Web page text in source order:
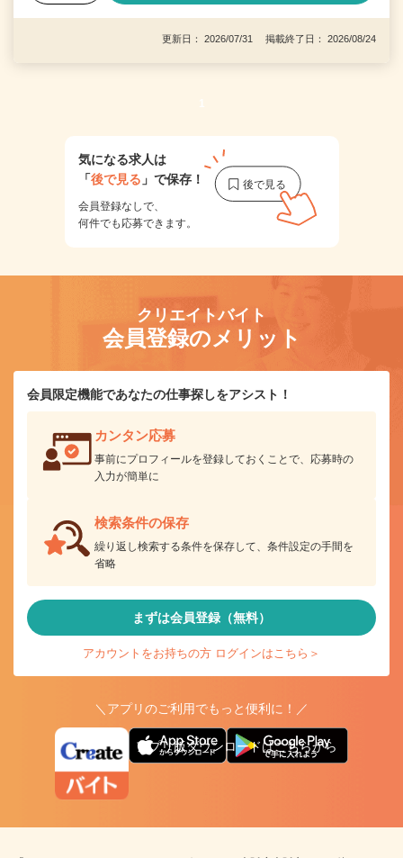
更新日： 2026/07/31 掲載終了日： 2026/08/24
1
気になる求人は
「後で見る 」で保存！
会員登録なしで、
何件でも応募できます。
クリエイトバイト
会員登録のメリット
会員限定機能であなたの仕事探しをアシスト！
カンタン応募
事前にプロフィールを登録しておくことで、応募時の
入力が簡単に
検索条件の保存
繰り返し検索する条件を保存して、条件設定の手間を
省略
まずは会員登録（無料）
アカウントをお持ちの方 ログインはこちら＞
＼アプリのご利用でもっと便利に！／
アプリ版ダウンロードはこちらから